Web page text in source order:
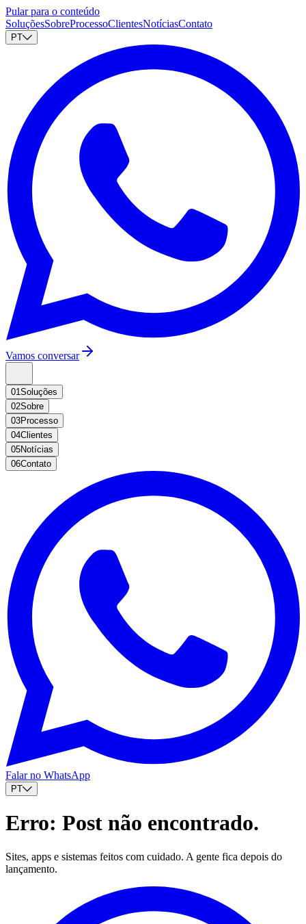
Pular para o conteúdo
SoluçõesSobreProcessoClientesNotíciasContato
PT
Vamos conversar
01Soluções
02Sobre
03Processo
04Clientes
05Notícias
06Contato
Falar no WhatsApp
PT
Erro: Post não encontrado.
Sites, apps e sistemas feitos com cuidado. A gente fica depois do
lançamento.